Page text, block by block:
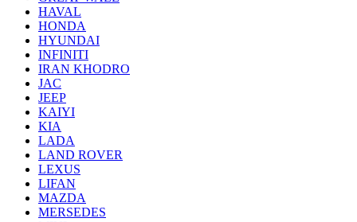
HAVAL
HONDA
HYUNDAI
INFINITI
IRAN KHODRO
JAC
JEEP
KAIYI
KIA
LADA
LAND ROVER
LEXUS
LIFAN
MAZDA
MERSEDES